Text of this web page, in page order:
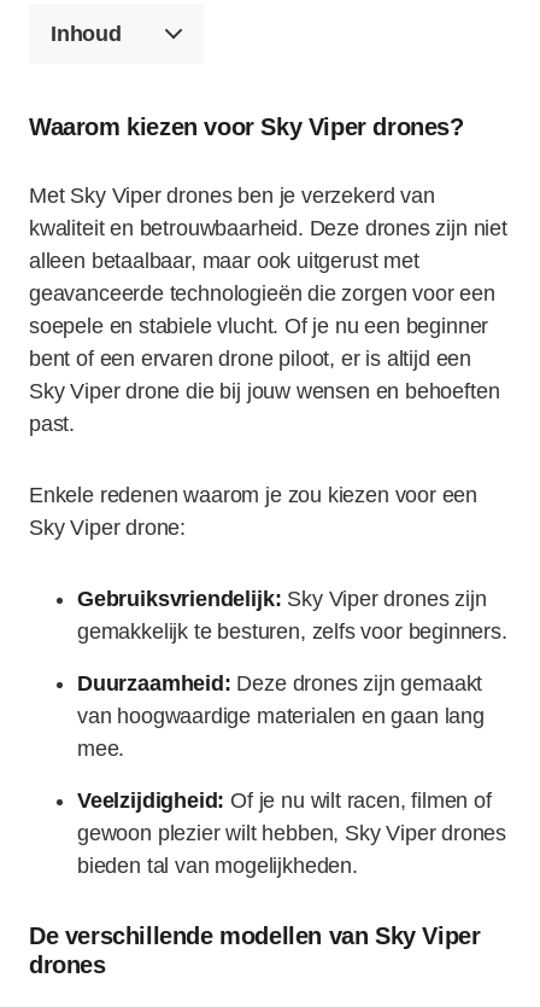
Inhoud
Waarom kiezen voor Sky Viper drones?
Met Sky Viper drones ben je verzekerd van
kwaliteit en betrouwbaarheid. Deze drones zijn niet
alleen betaalbaar, maar ook uitgerust met
geavanceerde technologieën die zorgen voor een
soepele en stabiele vlucht. Of je nu een beginner
bent of een ervaren drone piloot, er is altijd een
Sky Viper drone die bij jouw wensen en behoeften
past.
Enkele redenen waarom je zou kiezen voor een
Sky Viper drone:
Gebruiksvriendelijk: Sky Viper drones zijn
gemakkelijk te besturen, zelfs voor beginners.
Duurzaamheid: Deze drones zijn gemaakt
van hoogwaardige materialen en gaan lang
mee.
Veelzijdigheid: Of je nu wilt racen, filmen of
gewoon plezier wilt hebben, Sky Viper drones
bieden tal van mogelijkheden.
De verschillende modellen van Sky Viper
drones